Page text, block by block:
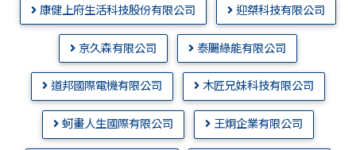
康健上府生活科技股份有限公司 迎桀科技有限公司
京久森有限公司 泰颺綠能有限公司
道邦國際電機有限公司 木匠兄妹科技有限公司
蚵畫人生國際有限公司 王炯企業有限公司